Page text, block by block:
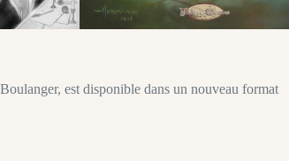
est disponible dans un nouveau format